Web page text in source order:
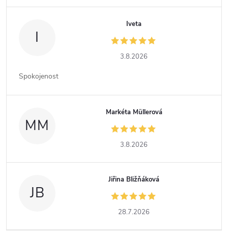
I
Iveta
3.8.2026
Spokojenost
MM
Markéta Müllerová
3.8.2026
JB
Jiřina Bližňáková
28.7.2026